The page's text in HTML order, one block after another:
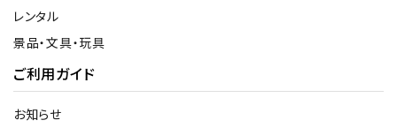
レンタル
景品・文具・玩具
ご利用ガイド
お知らせ